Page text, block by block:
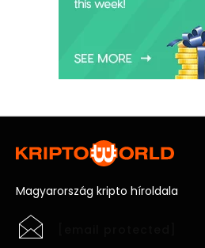
Magyarország kripto híroldala